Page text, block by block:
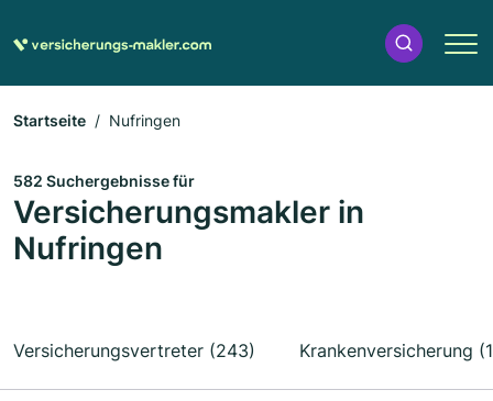
Startseite Nufringen
582 Suchergebnisse für
Versicherungsmakler in
Nufringen
Versicherungsvertreter (243) Krankenversicherung